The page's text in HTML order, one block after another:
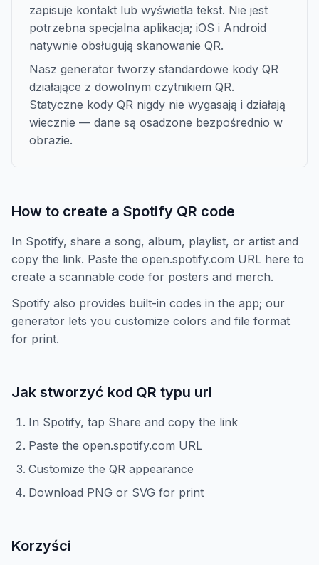
zapisuje kontakt lub wyświetla tekst. Nie jest
potrzebna specjalna aplikacja; iOS i Android
natywnie obsługują skanowanie QR.
Nasz generator tworzy standardowe kody QR
działające z dowolnym czytnikiem QR.
Statyczne kody QR nigdy nie wygasają i działają
wiecznie — dane są osadzone bezpośrednio w
obrazie.
How to create a Spotify QR code
In Spotify, share a song, album, playlist, or artist and
copy the link. Paste the open.spotify.com URL here to
create a scannable code for posters and merch.
Spotify also provides built-in codes in the app; our
generator lets you customize colors and file format
for print.
Jak stworzyć kod QR typu url
In Spotify, tap Share and copy the link
Paste the open.spotify.com URL
Customize the QR appearance
Download PNG or SVG for print
Korzyści